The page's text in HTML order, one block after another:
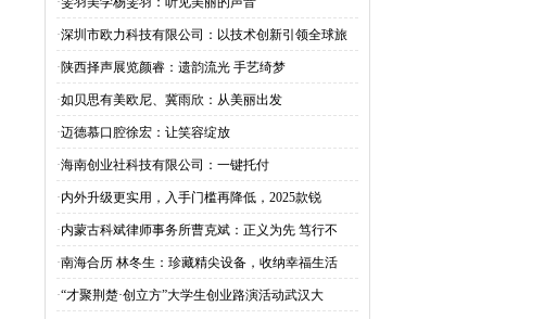
·深圳市欧力科技有限公司：以技术创新引领全球旅
·陕西择声展览颜睿：遗韵流光 手艺绮梦
·​如贝思有美欧尼、冀雨欣：从美丽出发
·迈德慕口腔徐宏：让笑容绽放
·​海南创业社科技有限公司：一键托付
·内外升级更实用，入手门槛再降低，2025款锐
·内蒙古科斌律师事务所曹克斌：正义为先 笃行不
·南海合历 林冬生：珍藏精尖设备，收纳幸福生活
·“才聚荆楚·创立方”大学生创业路演活动武汉大